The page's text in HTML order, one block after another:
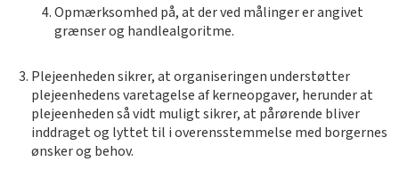
Opmærksomhed på, at der ved målinger er angivet
grænser og handlealgoritme.
Plejeenheden sikrer, at organiseringen understøtter
plejeenhedens varetagelse af kerneopgaver, herunder at
plejeenheden så vidt muligt sikrer, at pårørende bliver
inddraget og lyttet til i overensstemmelse med borgernes
ønsker og behov.